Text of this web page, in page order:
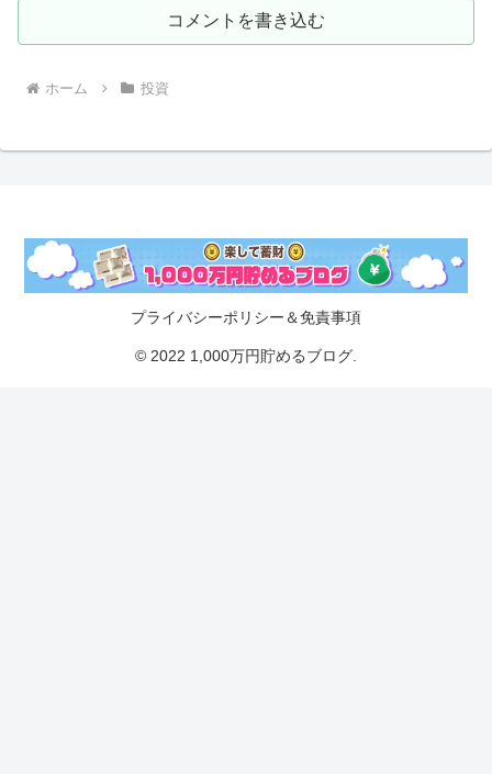
コメントを書き込む
ホーム 投資
プライバシーポリシー＆免責事項
© 2022 1,000万円貯めるブログ.